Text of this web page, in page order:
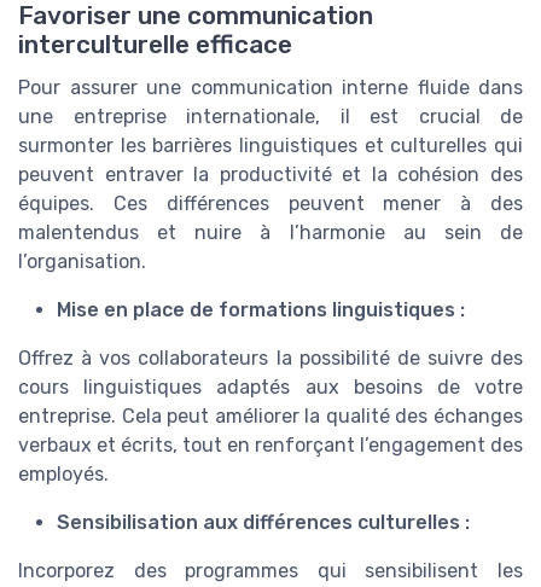
Favoriser une communication
interculturelle efficace
Pour assurer une communication interne fluide dans
une entreprise internationale, il est crucial de
surmonter les barrières linguistiques et culturelles qui
peuvent entraver la productivité et la cohésion des
équipes. Ces différences peuvent mener à des
malentendus et nuire à l’harmonie au sein de
l’organisation.
Mise en place de formations linguistiques :
Offrez à vos collaborateurs la possibilité de suivre des
cours linguistiques adaptés aux besoins de votre
entreprise. Cela peut améliorer la qualité des échanges
verbaux et écrits, tout en renforçant l’engagement des
employés.
Sensibilisation aux différences culturelles :
Incorporez des programmes qui sensibilisent les